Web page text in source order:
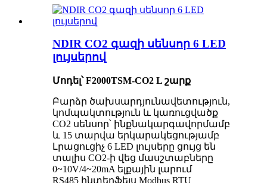
NDIR CO2 գազի սենսոր 6 LED
լույսերով
Մոդել՝ F2000TSM-CO2 L շարք
Բարձր ծախսարդյունավետություն,
կոմպակտություն և կառուցվածք
CO2 սենսոր՝ ինքնակարգավորմամբ
և 15 տարվա երկարակեցությամբ
Լրացուցիչ 6 LED լույսերը ցույց են
տալիս CO2-ի վեց մասշտաբները
0~10V/4~20mA ելքային լարում
RS485 ինտերֆեյս Modbus RTU